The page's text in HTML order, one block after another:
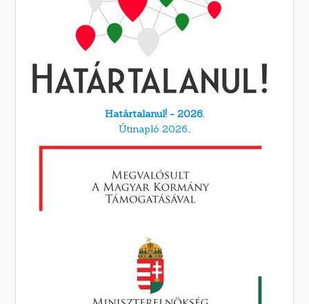
Határtalanul! - 2026.
Útinapló 2026.,